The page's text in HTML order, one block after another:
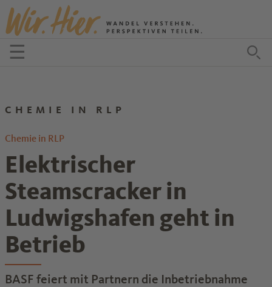
Zum Inhalt springen
☰Menü öffnen
CHEMIE IN RLP
Chemie in RLP
Elektrischer
Steamscracker in
Ludwigshafen geht in
Betrieb
BASF feiert mit Partnern die Inbetriebnahme